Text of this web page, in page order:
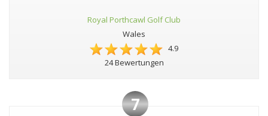
Royal Porthcawl Golf Club
Wales
4.9
24 Bewertungen
7